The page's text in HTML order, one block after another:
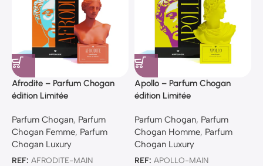
Afrodite – Parfum Chogan
édition Limitée
Parfum Chogan, Parfum
Chogan Femme, Parfum
Chogan Luxury
REF: AFRODITE-MAIN
Apollo – Parfum Chogan
édition Limitée
Parfum Chogan, Parfum
Chogan Homme, Parfum
Chogan Luxury
REF: APOLLO-MAIN